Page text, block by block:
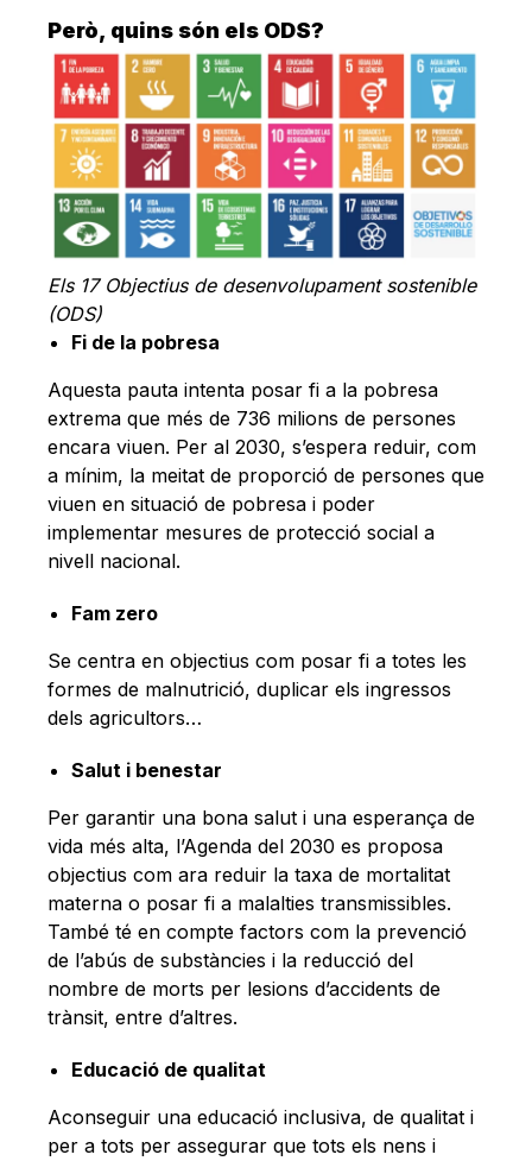
Però, quins són els ODS?
Els 17 Objectius de desenvolupament sostenible
(ODS)
Fi de la pobresa
Aquesta pauta intenta posar fi a la pobresa
extrema que més de 736 milions de persones
encara viuen. Per al 2030, s’espera reduir, com
a mínim, la meitat de proporció de persones que
viuen en situació de pobresa i poder
implementar mesures de protecció social a
nivell nacional.
Fam zero
Se centra en objectius com posar fi a totes les
formes de malnutrició, duplicar els ingressos
dels agricultors…
Salut i benestar
Per garantir una bona salut i una esperança de
vida més alta, l’Agenda del 2030 es proposa
objectius com ara reduir la taxa de mortalitat
materna o posar fi a malalties transmissibles.
També té en compte factors com la prevenció
de l’abús de substàncies i la reducció del
nombre de morts per lesions d’accidents de
trànsit, entre d’altres.
Educació de qualitat
Aconseguir una educació inclusiva, de qualitat i
per a tots per assegurar que tots els nens i